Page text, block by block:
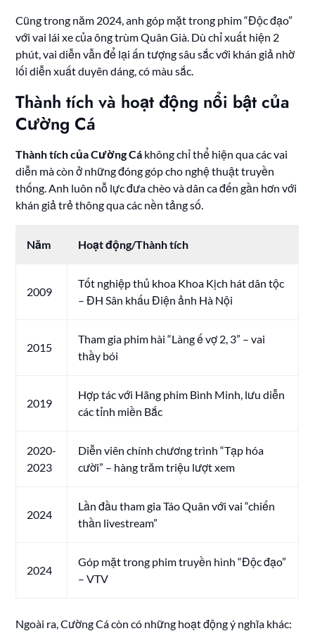
Cũng trong năm 2024, anh góp mặt trong phim “Độc đạo”
với vai lái xe của ông trùm Quân Già. Dù chỉ xuất hiện 2
phút, vai diễn vẫn để lại ấn tượng sâu sắc với khán giả nhờ
lối diễn xuất duyên dáng, có màu sắc.
Thành tích và hoạt động nổi bật của
Cường Cá
Thành tích của Cường Cá không chỉ thể hiện qua các vai
diễn mà còn ở những đóng góp cho nghệ thuật truyền
thống. Anh luôn nỗ lực đưa chèo và dân ca đến gần hơn với
khán giả trẻ thông qua các nền tảng số.
Năm Hoạt động/Thành tích
2009
Tốt nghiệp thủ khoa Khoa Kịch hát dân tộc
– ĐH Sân khấu Điện ảnh Hà Nội
2015
Tham gia phim hài “Làng ế vợ 2, 3” – vai
thầy bói
2019
Hợp tác với Hãng phim Bình Minh, lưu diễn
các tỉnh miền Bắc
2020-
2023
Diễn viên chính chương trình “Tạp hóa
cười” – hàng trăm triệu lượt xem
2024
Lần đầu tham gia Táo Quân với vai “chiến
thần livestream”
2024
Góp mặt trong phim truyền hình “Độc đạo”
– VTV
Ngoài ra, Cường Cá còn có những hoạt động ý nghĩa khác: